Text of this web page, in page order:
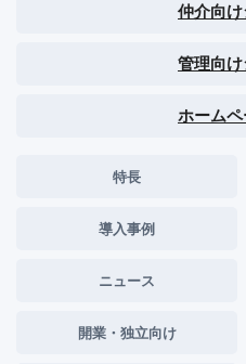
仲介向
管理向
ホーム
特長
導入事例
ニュース
開業・独立向け